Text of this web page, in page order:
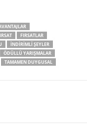
FIRSATLAR
INDIRIMLI ŞEYLER
ÖDÜLLÜ YARIŞMALAR
TAMAMEN DUYGUSAL